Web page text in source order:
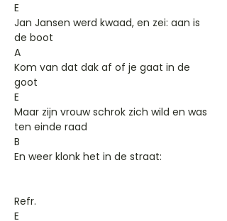
E
Jan Jansen werd kwaad, en zei: aan is
de boot
A
Kom van dat dak af of je gaat in de
goot
E
Maar zijn vrouw schrok zich wild en was
ten einde raad
B
En weer klonk het in de straat:
Refr.
E